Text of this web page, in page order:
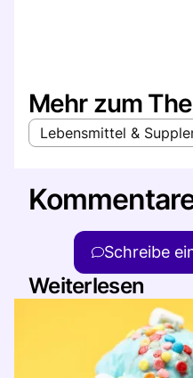
Mehr zum
Lebensmittel &
Schreibe
Weiterlesen